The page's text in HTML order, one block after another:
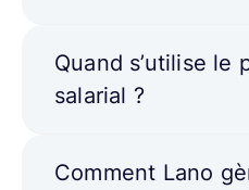
Quand s’utilise le
salarial ?
Comment Lano